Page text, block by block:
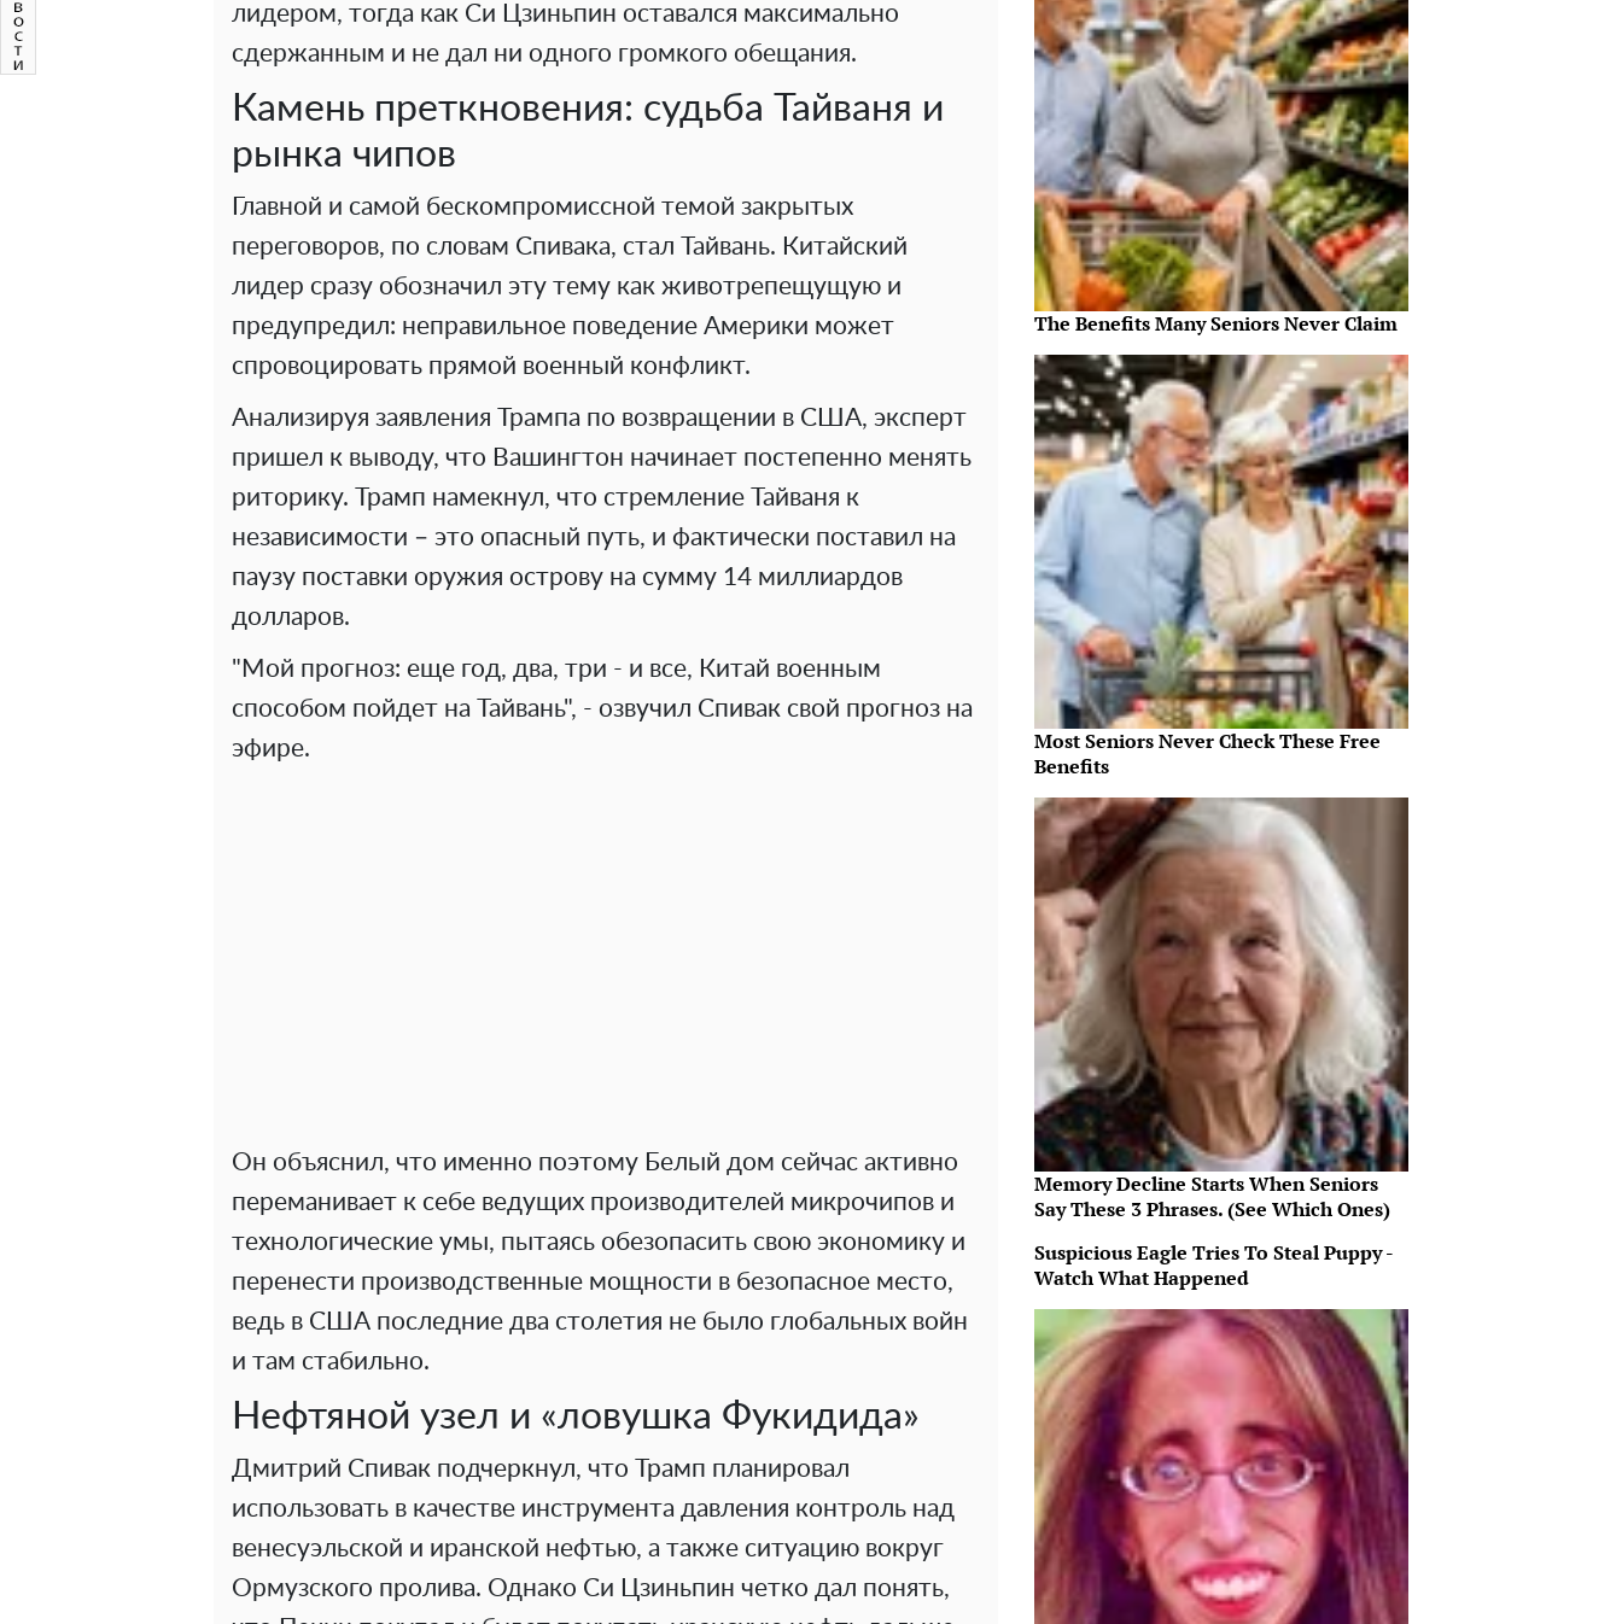
лидером, тогда как Си Цзиньпин оставался максимально
сдержанным и не дал ни одного громкого обещания.
Камень преткновения: судьба Тайваня и
рынка чипов
Главной и самой бескомпромиссной темой закрытых
переговоров, по словам Спивака, стал Тайвань. Китайский
лидер сразу обозначил эту тему как животрепещущую и
предупредил: неправильное поведение Америки может
спровоцировать прямой военный конфликт.
Анализируя заявления Трампа по возвращении в США, эксперт
пришел к выводу, что Вашингтон начинает постепенно менять
риторику. Трамп намекнул, что стремление Тайваня к
независимости – это опасный путь, и фактически поставил на
паузу поставки оружия острову на сумму 14 миллиардов
долларов.
"Мой прогноз: еще год, два, три - и все, Китай военным
способом пойдет на Тайвань", - озвучил Спивак свой прогноз на
эфире.
Он объяснил, что именно поэтому Белый дом сейчас активно
переманивает к себе ведущих производителей микрочипов и
технологические умы, пытаясь обезопасить свою экономику и
перенести производственные мощности в безопасное место,
ведь в США последние два столетия не было глобальных войн
и там стабильно.
Нефтяной узел и «ловушка Фукидида»
Дмитрий Спивак подчеркнул, что Трамп планировал
использовать в качестве инструмента давления контроль над
венесуэльской и иранской нефтью, а также ситуацию вокруг
Ормузского пролива. Однако Си Цзиньпин четко дал понять,
The Benefits Many Seniors Never Claim
Most Seniors Never Check These Free
Benefits
Memory Decline Starts When Seniors
Say These 3 Phrases. (See Which Ones)
Suspicious Eagle Tries To Steal Puppy -
Watch What Happened